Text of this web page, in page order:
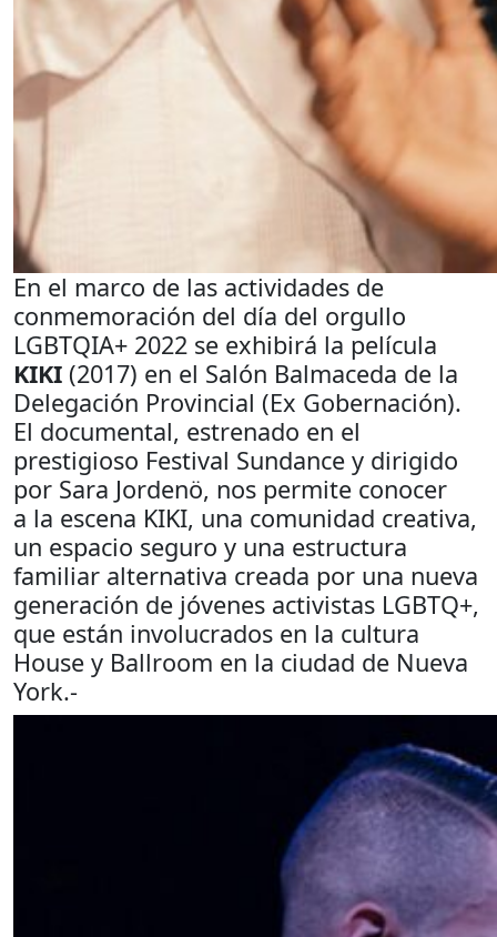
En el marco de las actividades de
conmemoración del día del orgullo
LGBTQIA+ 2022 se exhibirá la película
KIKI (2017) en el Salón Balmaceda de la
Delegación Provincial (Ex Gobernación).
El documental, estrenado en el
prestigioso Festival Sundance y dirigido
por Sara Jordenö, nos permite conocer
a la escena KIKI, una comunidad creativa,
un espacio seguro y una estructura
familiar alternativa creada por una nueva
generación de jóvenes activistas LGBTQ+,
que están involucrados en la cultura
House y Ballroom en la ciudad de Nueva
York.-